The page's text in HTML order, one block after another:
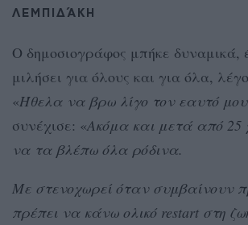
ΛΕΜΠΙΔΆΚΗ
Ο δημοσιογράφος μπήκε δυναμικά,
μιλήσει για όλους και για όλα,
«Ήθελα να βρω λίγο τον εαυτό μου
συνέχισε: «Ακόμα και μετά από 25
να τα βλέπω όλα ρόδινα.
Με στενοχωρεί όταν συμβαίνουν
πρέπει να κάνω ολικό restart στη